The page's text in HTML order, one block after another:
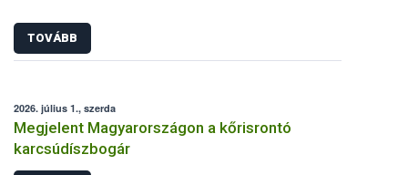
TOVÁBB
2026. július 1., szerda
Megjelent Magyarországon a kőrisrontó
karcsúdíszbogár